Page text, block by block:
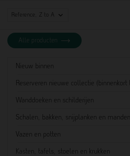
Alle producten
Nieuw binnen
Reserveren nieuwe collectie (binnenkort
Wanddoeken en schilderijen
Schalen, bakken, snijplanken en manden
Vazen en potten
Kasten, tafels, stoelen en krukken
Reference, Z to A 